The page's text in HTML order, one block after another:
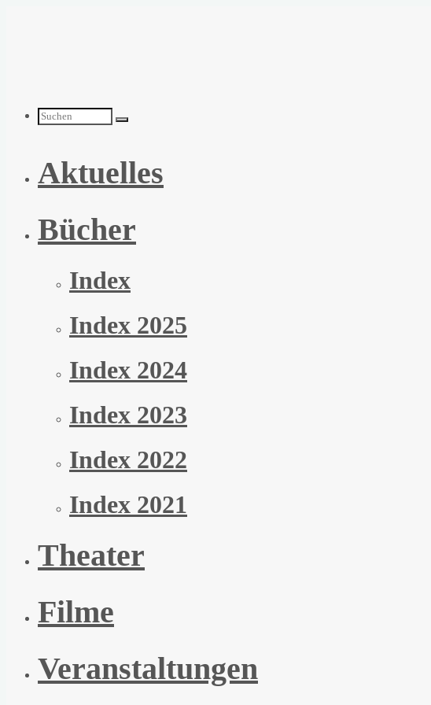
Suchen
nach:
Aktuelles
Bücher
Index
Index 2025
Index 2024
Index 2023
Index 2022
Index 2021
Theater
Filme
Veranstaltungen